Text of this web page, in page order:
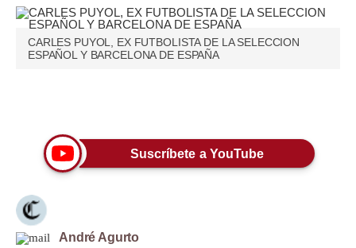
Tendencias
Lujo
Viajes
CARLES PUYOL, EX FUTBOLISTA DE LA SELECCION
ESPAÑOL Y BARCELONA DE ESPAÑA
Suscríbete a YouTube
André Agurto